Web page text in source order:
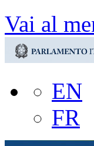
Vai al
EN
FR